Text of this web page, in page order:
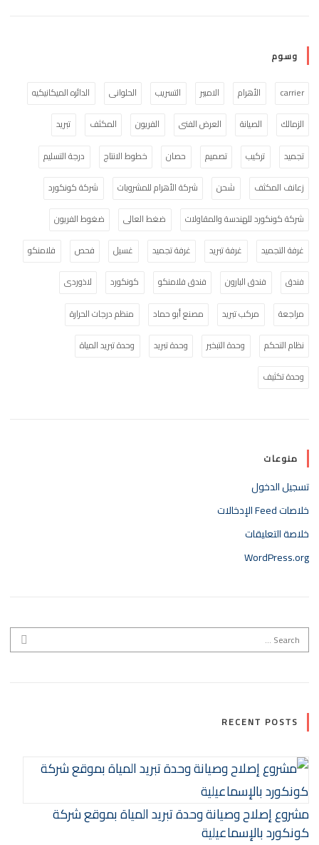
وسوم
carrier الأهرام الامبير التسريب الحلوانى
الدائره الميكانيكيه
الزمالك
الصيانة العرض الفنى الفريون المكثف
تبريد
تجميد
تركيب تصميم حصان خطوط الانتاج
درجة التسليم
زعانف المكثف
شحن شركة الأهرام للمشروبات
شركة كونكورد
شركة كونكورد للهندسة والمقاولات
ضغط العالى
ضغوط الفريون
غرفة التجميد
غرفة تبريد غرفة تجميد غسيل فحص
فلامنكو
فندق
فندق البارون فندق فلامنكو كونكورد
لاذوردى
مراجعة
مركب تبريد مصنع أبو حماد
منظم درجات الحرارة
نظام التحكم
وحدة التبخير وحدة تبريد
وحدة تبريد المياة
وحدة تكثيف
منوعات
تسجيل الدخول
خلاصات Feed الإدخالات
خلاصة التعليقات
WordPress.org
Search for:
RECENT POSTS
مشروع إصلاح وصيانة وحدة تبريد المياة بموقع شركة
كونكورد بالإسماعيلية